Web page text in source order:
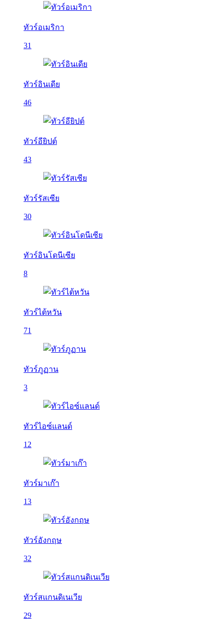
ทัวร์อเมริกา
31
ทัวร์อินเดีย
46
ทัวร์อียิปต์
43
ทัวร์รัสเซีย
30
ทัวร์อินโดนีเซีย
8
ทัวร์ไต้หวัน
71
ทัวร์ภูฏาน
3
ทัวร์ไอซ์แลนด์
12
ทัวร์มาเก๊า
13
ทัวร์อังกฤษ
32
ทัวร์สแกนดิเนเวีย
29